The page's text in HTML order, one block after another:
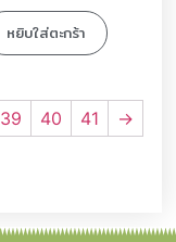
หยิบใส่ตะกร้า
39 40 41 →